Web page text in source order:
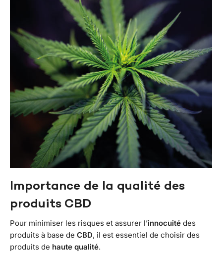
Importance de la qualité des
produits CBD
Pour minimiser les risques et assurer l’innocuité des
produits à base de CBD, il est essentiel de choisir des
produits de haute qualité.